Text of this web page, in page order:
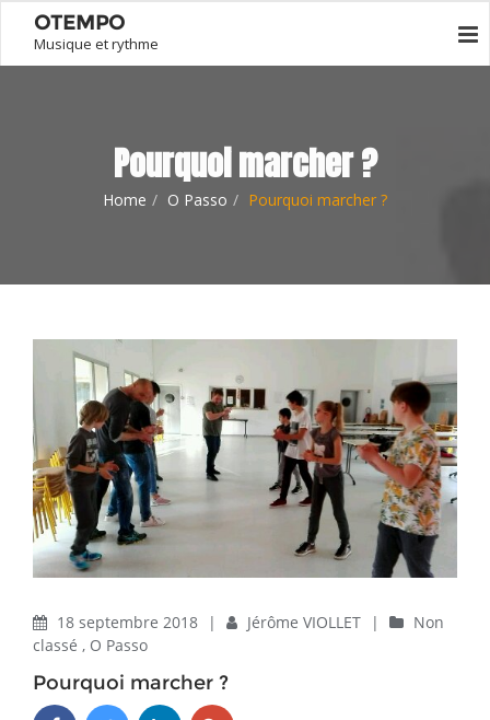
OTEMPO
Musique et rythme
Pourquoi marcher ?
Home O Passo Pourquoi marcher ?
18 septembre 2018 | Jérôme VIOLLET |
Non
classé , O Passo
Pourquoi marcher ?